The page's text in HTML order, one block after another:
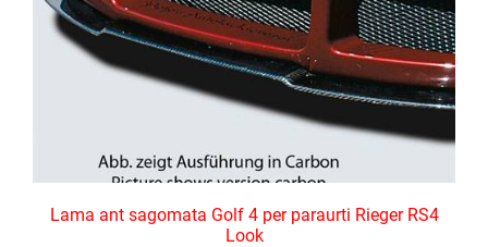
Lama ant sagomata Golf 4 per paraurti Rieger RS4
Look